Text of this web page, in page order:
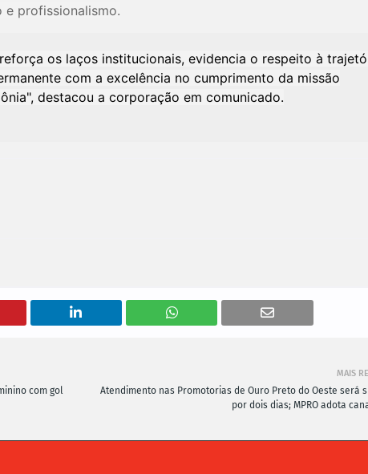
profissionalismo.
os laços institucionais, evidencia o respeito à
com a excelência no cumprimento da missão
destacou a corporação em comunicado.
MAIS
Atendimento nas Promotorias de Ouro Preto do Oeste será
por dois dias; MPRO adota
com gol